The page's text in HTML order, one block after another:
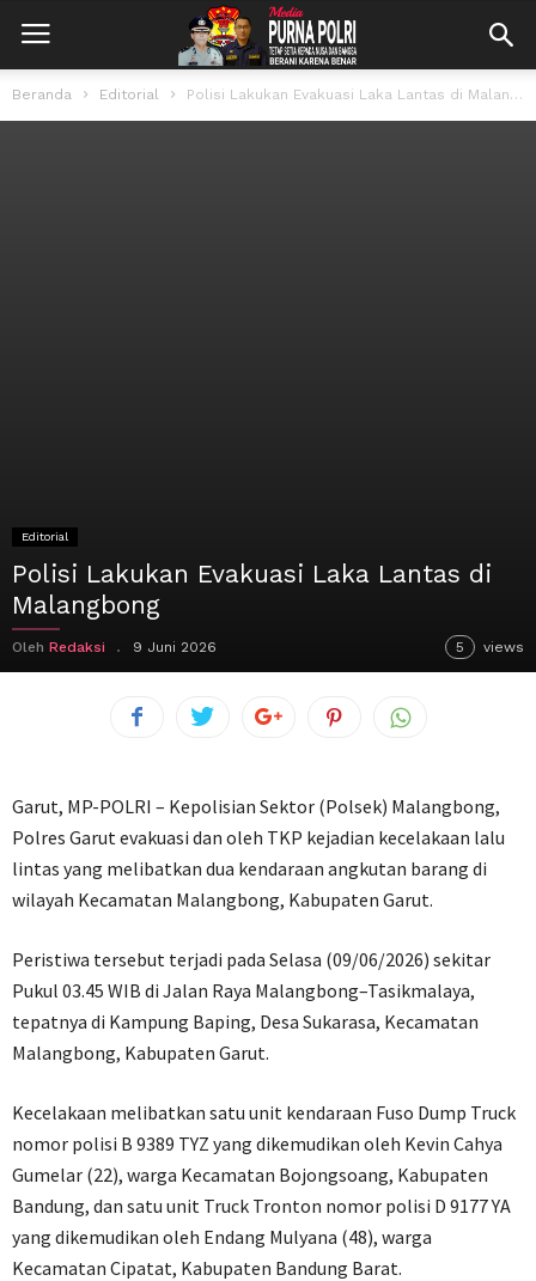
Beranda Editorial Polisi Lakukan Evakuasi Laka Lantas di Malangbong
Editorial
Polisi Lakukan Evakuasi Laka Lantas di
Malangbong
Oleh Redaksi 9 Juni 2026 5 views
Garut, MP-POLRI – Kepolisian Sektor (Polsek) Malangbong,
Polres Garut evakuasi dan oleh TKP kejadian kecelakaan lalu
lintas yang melibatkan dua kendaraan angkutan barang di
wilayah Kecamatan Malangbong, Kabupaten Garut.
Peristiwa tersebut terjadi pada Selasa (09/06/2026) sekitar
Pukul 03.45 WIB di Jalan Raya Malangbong–Tasikmalaya,
tepatnya di Kampung Baping, Desa Sukarasa, Kecamatan
Malangbong, Kabupaten Garut.
Kecelakaan melibatkan satu unit kendaraan Fuso Dump Truck
nomor polisi B 9389 TYZ yang dikemudikan oleh Kevin Cahya
Gumelar (22), warga Kecamatan Bojongsoang, Kabupaten
Bandung, dan satu unit Truck Tronton nomor polisi D 9177 YA
yang dikemudikan oleh Endang Mulyana (48), warga
Kecamatan Cipatat, Kabupaten Bandung Barat.